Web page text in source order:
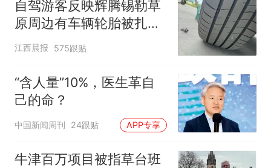
架飞机都会发放西梅汁
自驾游客反映辉腾锡勒草
原周边有车辆轮胎被扎，
修理店铺换胎价格高达千
元，官方发布情况通报
江西晨报 575跟贴
“含人量”10%，医生革自
己的命？
中国新闻周刊 24跟贴 APP专享
牛津百万项目被指草台班